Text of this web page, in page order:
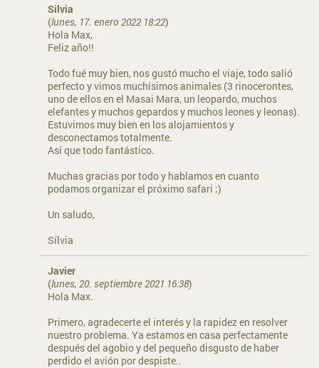
Silvia
(lunes, 17. enero 2022 18:22)
Hola Max,
Feliz año!!
Todo fué muy bien, nos gustó mucho el viaje, todo salió
perfecto y vimos muchísimos animales (3 rinocerontes,
uno de ellos en el Masai Mara, un leopardo, muchos
elefantes y muchos gepardos y muchos leones y leonas).
Estuvimos muy bien en los alojamientos y
desconectamos totalmente.
Así que todo fantástico.
Muchas gracias por todo y hablamos en cuanto
podamos organizar el próximo safari ;)
Un saludo,
Sílvia
Javier
(lunes, 20. septiembre 2021 16:38)
Hola Max.
Primero, agradecerte el interés y la rapidez en resolver
nuestro problema. Ya estamos en casa perfectamente
después del agobio y del pequeño disgusto de haber
perdido el avión por despiste..